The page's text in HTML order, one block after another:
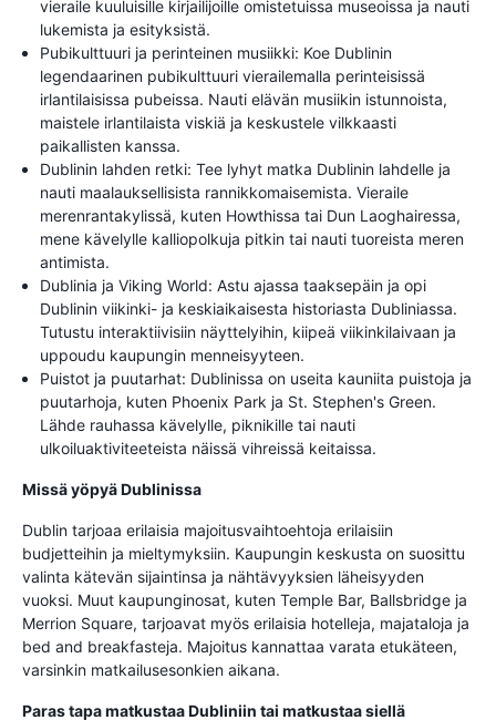
vieraile kuuluisille kirjailijoille omistetuissa museoissa ja nauti
lukemista ja esityksistä.
Pubikulttuuri ja perinteinen musiikki: Koe Dublinin
legendaarinen pubikulttuuri vierailemalla perinteisissä
irlantilaisissa pubeissa. Nauti elävän musiikin istunnoista,
maistele irlantilaista viskiä ja keskustele vilkkaasti
paikallisten kanssa.
Dublinin lahden retki: Tee lyhyt matka Dublinin lahdelle ja
nauti maalauksellisista rannikkomaisemista. Vieraile
merenrantakylissä, kuten Howthissa tai Dun Laoghairessa,
mene kävelylle kalliopolkuja pitkin tai nauti tuoreista meren
antimista.
Dublinia ja Viking World: Astu ajassa taaksepäin ja opi
Dublinin viikinki- ja keskiaikaisesta historiasta Dubliniassa.
Tutustu interaktiivisiin näyttelyihin, kiipeä viikinkilaivaan ja
uppoudu kaupungin menneisyyteen.
Puistot ja puutarhat: Dublinissa on useita kauniita puistoja ja
puutarhoja, kuten Phoenix Park ja St. Stephen's Green.
Lähde rauhassa kävelylle, piknikille tai nauti
ulkoiluaktiviteeteista näissä vihreissä keitaissa.
Missä yöpyä Dublinissa
Dublin tarjoaa erilaisia majoitusvaihtoehtoja erilaisiin
budjetteihin ja mieltymyksiin. Kaupungin keskusta on suosittu
valinta kätevän sijaintinsa ja nähtävyyksien läheisyyden
vuoksi. Muut kaupunginosat, kuten Temple Bar, Ballsbridge ja
Merrion Square, tarjoavat myös erilaisia hotelleja, majataloja ja
bed and breakfasteja. Majoitus kannattaa varata etukäteen,
varsinkin matkailusesonkien aikana.
Paras tapa matkustaa Dubliniin tai matkustaa siellä